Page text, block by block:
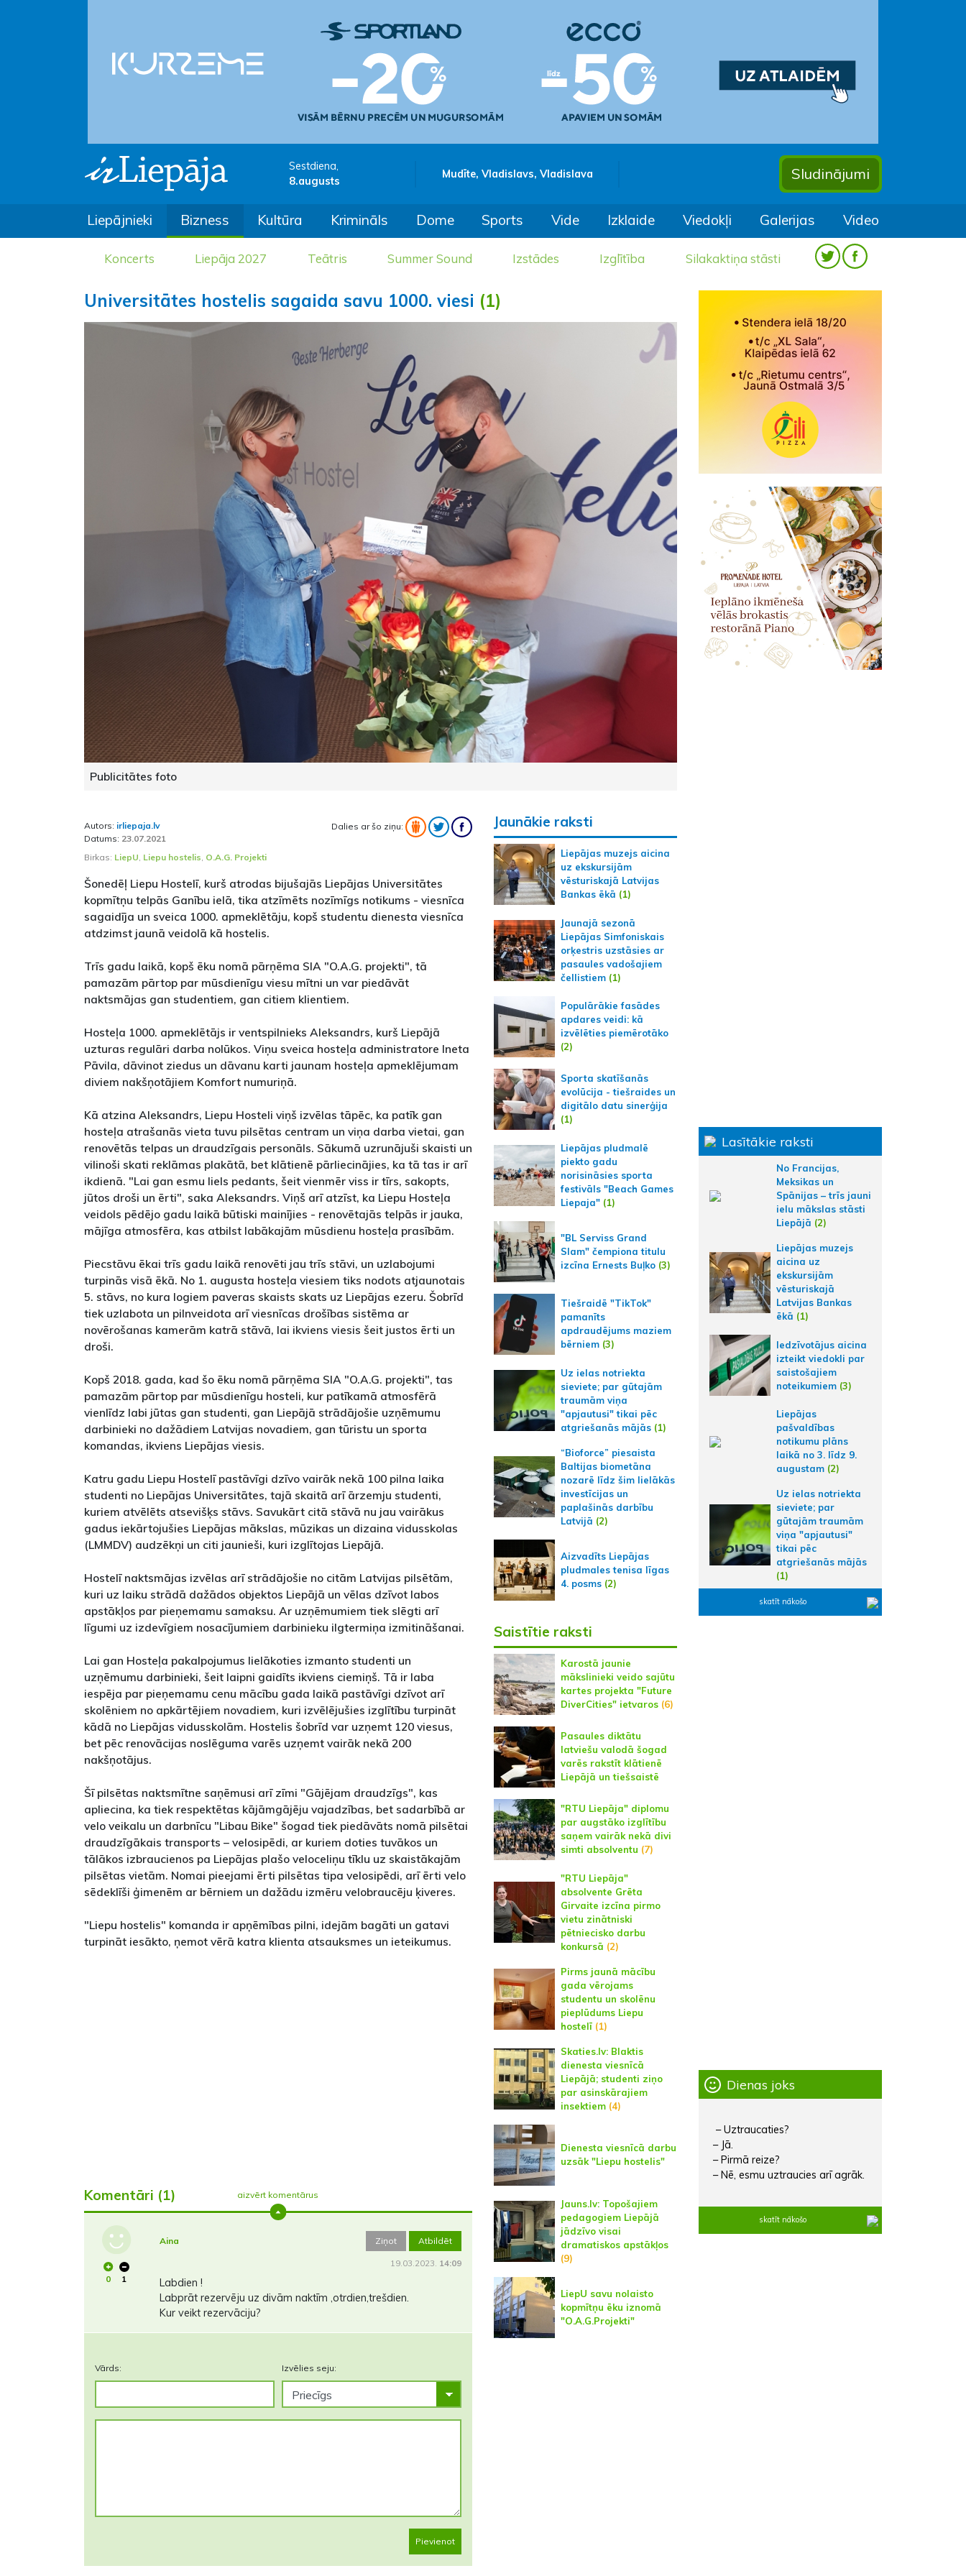
Sestdiena,
8.augusts
Mudīte, Vladislavs, Vladislava Sludinājumi
Liepājnieki Bizness Kultūra Krimināls Dome Sports Vide Izklaide Viedokļi Galerijas Video
Koncerts Liepāja 2027 Teātris Summer Sound Izstādes Izglītība Silakaktiņa stāsti
Universitātes hostelis sagaida savu 1000. viesi (1)
Publicitātes foto
Autors: irliepaja.lv
Datums: 23.07.2021
Dalies ar šo ziņu:
Birkas: LiepU Liepu hostelis O.A.G. Projekti
Šonedēļ Liepu Hostelī, kurš atrodas bijušajās Liepājas Universitātes
kopmītņu telpās Ganību ielā, tika atzīmēts nozīmīgs notikums - viesnīca
sagaidīja un sveica 1000. apmeklētāju, kopš studentu dienesta viesnīca
atdzimst jaunā veidolā kā hostelis.
Trīs gadu laikā, kopš ēku nomā pārņēma SIA "O.A.G. projekti", tā
pamazām pārtop par mūsdienīgu viesu mītni un var piedāvāt
naktsmājas gan studentiem, gan citiem klientiem.
Hosteļa 1000. apmeklētājs ir ventspilnieks Aleksandrs, kurš Liepājā
uzturas regulāri darba nolūkos. Viņu sveica hosteļa administratore Ineta
Pāvila, dāvinot ziedus un dāvanu karti jaunam hosteļa apmeklējumam
diviem nakšņotājiem Komfort numuriņā.
Kā atzina Aleksandrs, Liepu Hosteli viņš izvēlas tāpēc, ka patīk gan
hosteļa atrašanās vieta tuvu pilsētas centram un viņa darba vietai, gan
renovētās telpas un draudzīgais personāls. Sākumā uzrunājuši skaisti un
vilinoši skati reklāmas plakātā, bet klātienē pārliecinājies, ka tā tas ir arī
ikdienā. "Lai gan esmu liels pedants, šeit vienmēr viss ir tīrs, sakopts,
jūtos droši un ērti", saka Aleksandrs. Viņš arī atzīst, ka Liepu Hosteļa
veidols pēdējo gadu laikā būtiski mainījies - renovētajās telpās ir jauka,
mājīga atmosfēra, kas atbilst labākajām mūsdienu hosteļa prasībām.
Piecstāvu ēkai trīs gadu laikā renovēti jau trīs stāvi, un uzlabojumi
turpinās visā ēkā. No 1. augusta hosteļa viesiem tiks nodots atjaunotais
5. stāvs, no kura logiem paveras skaists skats uz Liepājas ezeru. Šobrīd
tiek uzlabota un pilnveidota arī viesnīcas drošības sistēma ar
novērošanas kamerām katrā stāvā, lai ikviens viesis šeit justos ērti un
droši.
Kopš 2018. gada, kad šo ēku nomā pārņēma SIA "O.A.G. projekti", tas
pamazām pārtop par mūsdienīgu hosteli, kur patīkamā atmosfērā
vienlīdz labi jūtas gan studenti, gan Liepājā strādājošie uzņēmumu
darbinieki no dažādiem Latvijas novadiem, gan tūristu un sporta
komandas, ikviens Liepājas viesis.
Katru gadu Liepu Hostelī pastāvīgi dzīvo vairāk nekā 100 pilna laika
studenti no Liepājas Universitātes, tajā skaitā arī ārzemju studenti,
kuriem atvēlēts atsevišķs stāvs. Savukārt citā stāvā nu jau vairākus
gadus iekārtojušies Liepājas mākslas, mūzikas un dizaina vidusskolas
(LMMDV) audzēkņi un citi jaunieši, kuri izglītojas Liepājā.
Hostelī naktsmājas izvēlas arī strādājošie no citām Latvijas pilsētām,
kuri uz laiku strādā dažādos objektos Liepājā un vēlas dzīvot labos
apstākļos par pieņemamu samaksu. Ar uzņēmumiem tiek slēgti arī
līgumi uz izdevīgiem nosacījumiem darbinieku ilgtermiņa izmitināšanai.
Lai gan Hosteļa pakalpojumus lielākoties izmanto studenti un
uzņēmumu darbinieki, šeit laipni gaidīts ikviens ciemiņš. Tā ir laba
iespēja par pieņemamu cenu mācību gada laikā pastāvīgi dzīvot arī
skolēniem no apkārtējiem novadiem, kuri izvēlējušies izglītību turpināt
kādā no Liepājas vidusskolām. Hostelis šobrīd var uzņemt 120 viesus,
bet pēc renovācijas noslēguma varēs uzņemt vairāk nekā 200
nakšņotājus.
Šī pilsētas naktsmītne saņēmusi arī zīmi "Gājējam draudzīgs", kas
apliecina, ka tiek respektētas kājāmgājēju vajadzības, bet sadarbībā ar
velo veikalu un darbnīcu "Libau Bike" šogad tiek piedāvāts nomā pilsētai
draudzīgākais transports – velosipēdi, ar kuriem doties tuvākos un
tālākos izbraucienos pa Liepājas plašo veloceliņu tīklu uz skaistākajām
pilsētas vietām. Nomai pieejami ērti pilsētas tipa velosipēdi, arī ērti velo
sēdeklīši ģimenēm ar bērniem un dažādu izmēru velobraucēju ķiveres.
"Liepu hostelis" komanda ir apņēmības pilni, idejām bagāti un gatavi
turpināt iesākto, ņemot vērā katra klienta atsauksmes un ieteikumus.
Komentāri (1) aizvērt komentārus
0 1
Aina Ziņot Atbildēt
19.03.2023. 14:09
Labdien !
Labprāt rezervēju uz divām naktīm ,otrdien,trešdien.
Kur veikt rezervāciju?
Vārds: Izvēlies seju:
Pievienot
Jaunākie raksti
Liepājas muzejs aicina
uz ekskursijām
vēsturiskajā Latvijas
Bankas ēkā (1)
Jaunajā sezonā
Liepājas Simfoniskais
orķestris uzstāsies ar
pasaules vadošajiem
čellistiem(1)
Populārākie fasādes
apdares veidi: kā
izvēlēties piemērotāko
(2)
Sporta skatīšanās
evolūcija - tiešraides un
digitālo datu sinerģija
(1)
Liepājas pludmalē
piekto gadu
norisināsies sporta
festivāls "Beach Games
Liepaja"(1)
"BL Serviss Grand
Slam" čempiona titulu
izcīna Ernests Buļko(3)
Tiešraidē "TikTok"
pamanīts
apdraudējums maziem
bērniem(3)
Uz ielas notriekta
sieviete; par gūtajām
traumām viņa
"apjautusi" tikai pēc
atgriešanās mājās(1)
“Bioforce” piesaista
Baltijas biometāna
nozarē līdz šim lielākās
investīcijas un
paplašinās darbību
Latvijā (2)
Aizvadīts Liepājas
pludmales tenisa līgas
4. posms(2)
Saistītie raksti
Karostā jaunie
mākslinieki veido sajūtu
kartes projekta "Future
DiverCities" ietvaros(6)
Pasaules diktātu
latviešu valodā šogad
varēs rakstīt klātienē
Liepājā un tiešsaistē
"RTU Liepāja" diplomu
par augstāko izglītību
saņem vairāk nekā divi
simti absolventu (7)
"RTU Liepāja"
absolvente Grēta
Girvaite izcīna pirmo
vietu zinātniski
pētniecisko darbu
konkursā (2)
Pirms jaunā mācību
gada vērojams
studentu un skolēnu
pieplūdums Liepu
hostelī(1)
Skaties.lv: Blaktis
dienesta viesnīcā
Liepājā; studenti ziņo
par asinskārajiem
insektiem(4)
Dienesta viesnīcā darbu
uzsāk "Liepu hostelis"
Jauns.lv: Topošajiem
pedagogiem Liepājā
jādzīvo visai
dramatiskos apstākļos
(9)
LiepU savu nolaisto
kopmītņu ēku iznomā
"O.A.G.Projekti"
Lasītākie raksti
No Francijas,
Meksikas un
Spānijas – trīs jauni
ielu mākslas stāsti
Liepājā (2)
Liepājas muzejs
aicina uz
ekskursijām
vēsturiskajā
Latvijas Bankas
ēkā (1)
Iedzīvotājus aicina
izteikt viedokli par
saistošajiem
noteikumiem (3)
Liepājas
pašvaldības
notikumu plāns
laikā no 3. līdz 9.
augustam (2)
Uz ielas notriekta
sieviete; par
gūtajām traumām
viņa "apjautusi"
tikai pēc
atgriešanās mājās
(1)
skatīt nākošo
Dienas joks
– Uztraucaties?
– Jā.
– Pirmā reize?
– Nē, esmu uztraucies arī agrāk.
skatīt nākošo